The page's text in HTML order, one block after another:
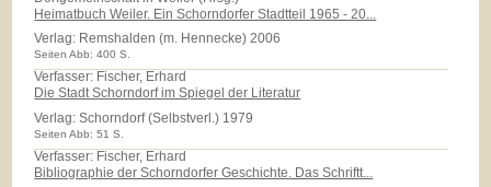
Heimatbuch Weiler. Ein Schorndorfer Stadtteil 1965 - 20...
Verlag: Remshalden (m. Hennecke) 2006
Seiten Abb: 400 S.
Verfasser: Fischer, Erhard
Die Stadt Schorndorf im Spiegel der Literatur
Verlag:Schorndorf (Selbstverl.) 1979
Seiten Abb: 51 S.
Verfasser: Fischer, Erhard
Bibliographie der Schorndorfer Geschichte. Das Schriftt...